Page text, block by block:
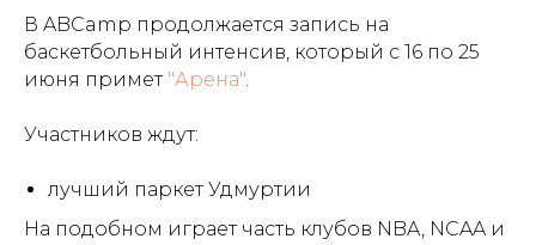
В ABCamp продолжается запись на
баскетбольный интенсив, который с 16 по 25
июня примет "Арена".
Участников ждут:
лучший паркет Удмуртии
На подобном играет часть клубов NBA, NCAA и